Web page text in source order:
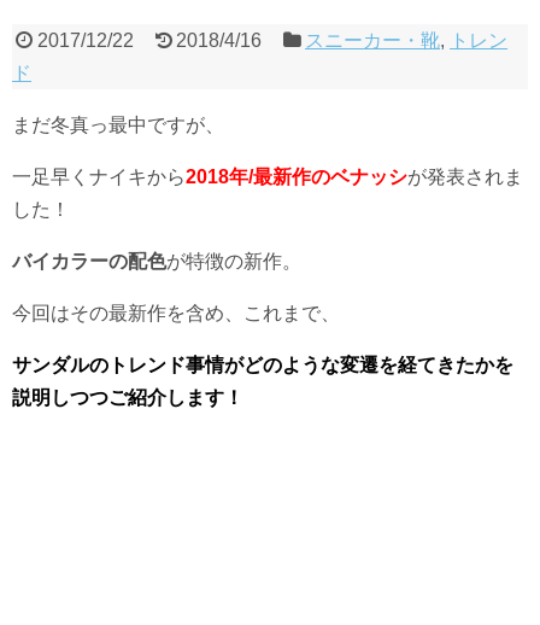
2017/12/22 2018/4/16 スニーカー・靴,
トレン
ド
まだ冬真っ最中ですが、
一足早くナイキから2018年/最新作のベナッシが発表されま
した！
バイカラーの配色が特徴の新作。
今回はその最新作を含め、これまで、
サンダルのトレンド事情がどのような変遷を経てきたかを
説明しつつご紹介します！